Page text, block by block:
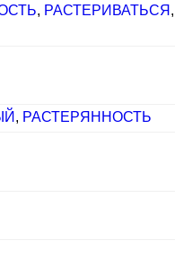
, РАСТЕРИВАТЬСЯ ,
, РАСТЕРЯННОСТЬ